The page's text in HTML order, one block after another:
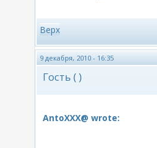
Верх
9 декабря, 2010 - 16:35
Гость ( )
AntoXXX@ wrote: